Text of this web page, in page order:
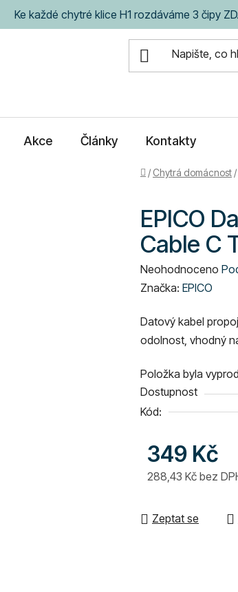
Ke každé chytré klice H1 rozdáváme 3 čipy
Akce Články Kontakty
Domů
/ Chytrá domácnost /
EPICO
Cable C
Průměrné
hodnocení
je
0,0
5
hvězdiček.
Neohodnoceno
Značka: EPICO
Datový kabel
odolnost, vhodný
Položka byla
Dostupnost
Kód:
349 Kč
288,43 Kč bez
Zeptat se